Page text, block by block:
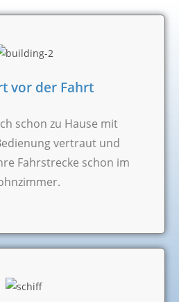
vor der Fahrt
schon zu Hause mit
vertraut und
Fahrstrecke schon im